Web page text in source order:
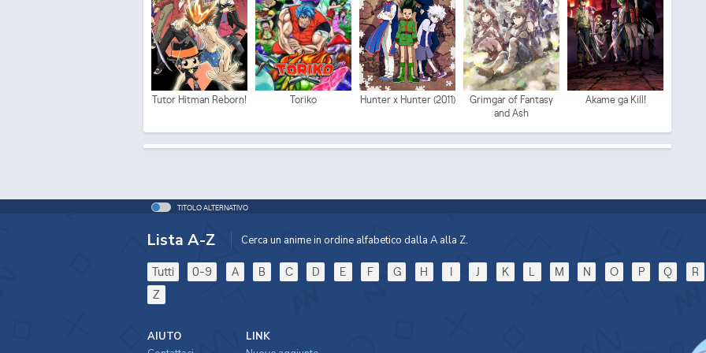
Tutor Hitman Reborn! Toriko Hunter x Hunter (2011)
Grimgar of Fantasy
and Ash
Akame ga Kill!
TITOLO ALTERNATIVO
Lista A-Z Cerca un anime in ordine alfabetico dalla A alla Z.
Tutti 0-9 A B C D E F G H I J K L M N O P Q R
Z
AIUTO
LINK